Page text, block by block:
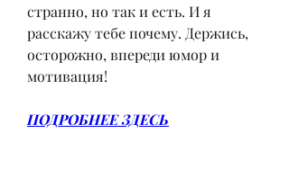
странно, но так и есть. И я
расскажу тебе почему. Держись,
осторожно, впереди юмор и
мотивация!
ПОДРОБНЕЕ ЗДЕСЬ